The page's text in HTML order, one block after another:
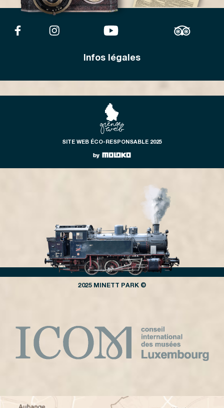
Infos légales
SITE WEB ÉCO-RESPONSABLE 2025
2025 MINETT PARK ©